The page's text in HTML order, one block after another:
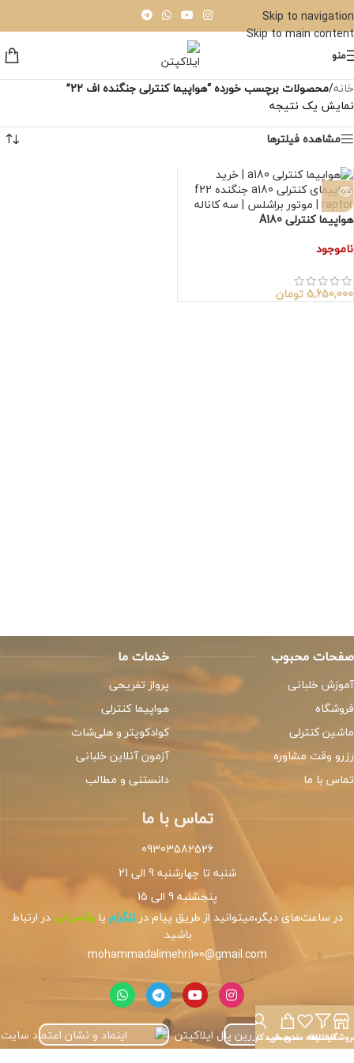
Skip to navigation
Skip to main content
منو
خانه/محصولات برچسب خورده “هواپیما کنترلی جنگنده اف 22”
نمایش یک نتیجه
مشاهده فیلترها
هواپیما کنترلی A180
ناموجود
5,650,000 تومان
صفحات محبوب
آموزش خلبانی
فروشگاه
ماشین کنترلی
رزرو وقت مشاوره
تماس با ما
خدمات ما
پرواز تفریحی
هواپیما کنترلی
کوادکوپتر و هلی‌شات
آزمون آنلاین خلبانی
دانستنی و مطالب
تماس با ما
09303582526
شنبه تا چهارشنبه 9 الی 21
پنجشنبه 9 الی 15
در ساعت‌های دیگر،میتوانید از طریق پیام درتلگرام یاواتس‌اپدر ارتباط
باشید.
mohammadalimehri100@gmail.com
فیلترها
علاقه مندیسبد خرید
حساب کاربری من